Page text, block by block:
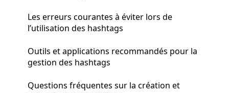
Les erreurs courantes à éviter lors de
l’utilisation des hashtags
Outils et applications recommandés pour la
gestion des hashtags
Questions fréquentes sur la création et